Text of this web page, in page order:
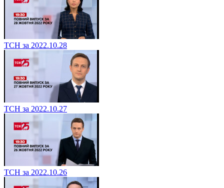
ТСН за 2022.10.28
ТСН за 2022.10.27
ТСН за 2022.10.26